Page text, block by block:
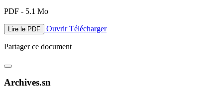
PDF - 5.1 Mo
Lire le PDF OuvrirTélécharger
Partager ce document
Archives.sn